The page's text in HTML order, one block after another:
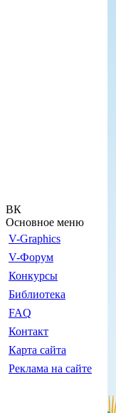
ВК
Основное меню
V-Graphics
V-Форум
Конкурсы
Библиотека
FAQ
Контакт
Карта сайта
Реклама на сайте